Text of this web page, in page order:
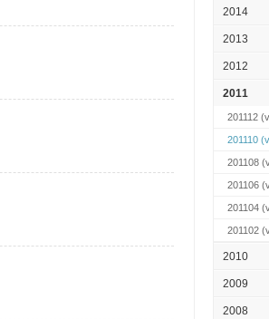
2014
2013
2012
2011
201112
201110
201108
201106
201104
201102
2010
2009
2008